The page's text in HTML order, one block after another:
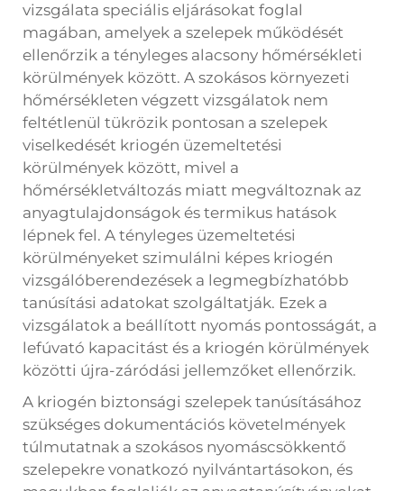
vizsgálata speciális eljárásokat foglal
magában, amelyek a szelepek működését
ellenőrzik a tényleges alacsony hőmérsékleti
körülmények között. A szokásos környezeti
hőmérsékleten végzett vizsgálatok nem
feltétlenül tükrözik pontosan a szelepek
viselkedését kriogén üzemeltetési
körülmények között, mivel a
hőmérsékletváltozás miatt megváltoznak az
anyagtulajdonságok és termikus hatások
lépnek fel. A tényleges üzemeltetési
körülményeket szimulálni képes kriogén
vizsgálóberendezések a legmegbízhatóbb
tanúsítási adatokat szolgáltatják. Ezek a
vizsgálatok a beállított nyomás pontosságát, a
lefúvató kapacitást és a kriogén körülmények
közötti újra-záródási jellemzőket ellenőrzik.
A kriogén biztonsági szelepek tanúsításához
szükséges dokumentációs követelmények
túlmutatnak a szokásos nyomáscsökkentő
szelepekre vonatkozó nyilvántartásokon, és